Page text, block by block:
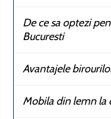
De ce sa optezi
Bucuresti
Avantajele
Mobila din lemn la